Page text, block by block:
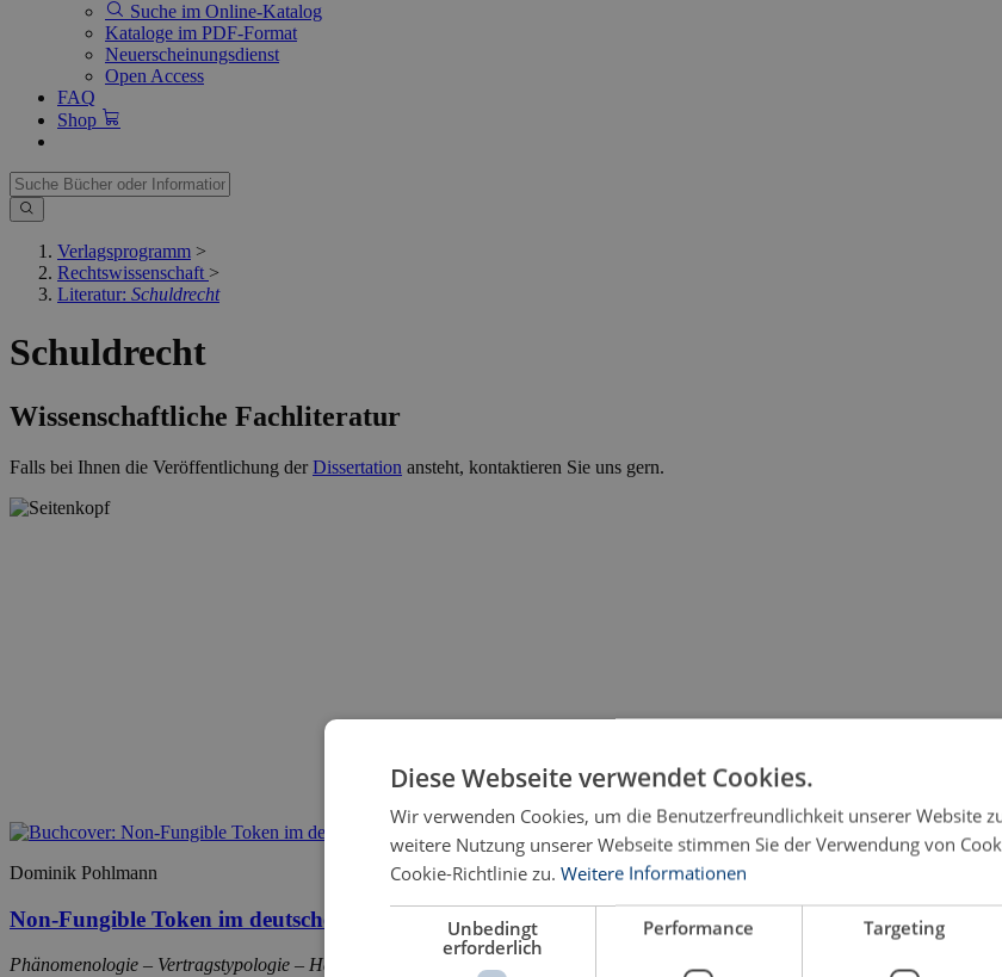
Suche im Online-Katalog
Kataloge im PDF-Format
Neuerscheinungsdienst
Open Access
FAQ
Shop
Verlagsprogramm >
Rechtswissenschaft >
Literatur: Schuldrecht
Schuldrecht
Wissenschaftliche Fachliteratur
Falls bei Ihnen die Veröffentlichung derDissertation ansteht, kontaktieren Sie uns gern.
Dominik Pohlmann
Non-Fungible Token im deutschen Privatrecht
Phänomenologie – Vertragstypologie – Haftung
Diese Webseite verwendet Cookies.
Wir verwenden Cookies, um die Benutzerfreundlichkeit unserer Website
weitere Nutzung unserer Webseite stimmen Sie der Verwendung von
Cookie-Richtlinie zu. Weitere Informationen
Unbedingt
erforderlich
Performance Targeting